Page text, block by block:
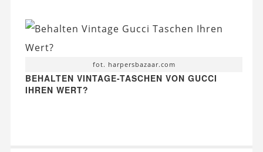
fot. harpersbazaar.com
BEHALTEN VINTAGE-TASCHEN VON GUCCI
IHREN WERT?